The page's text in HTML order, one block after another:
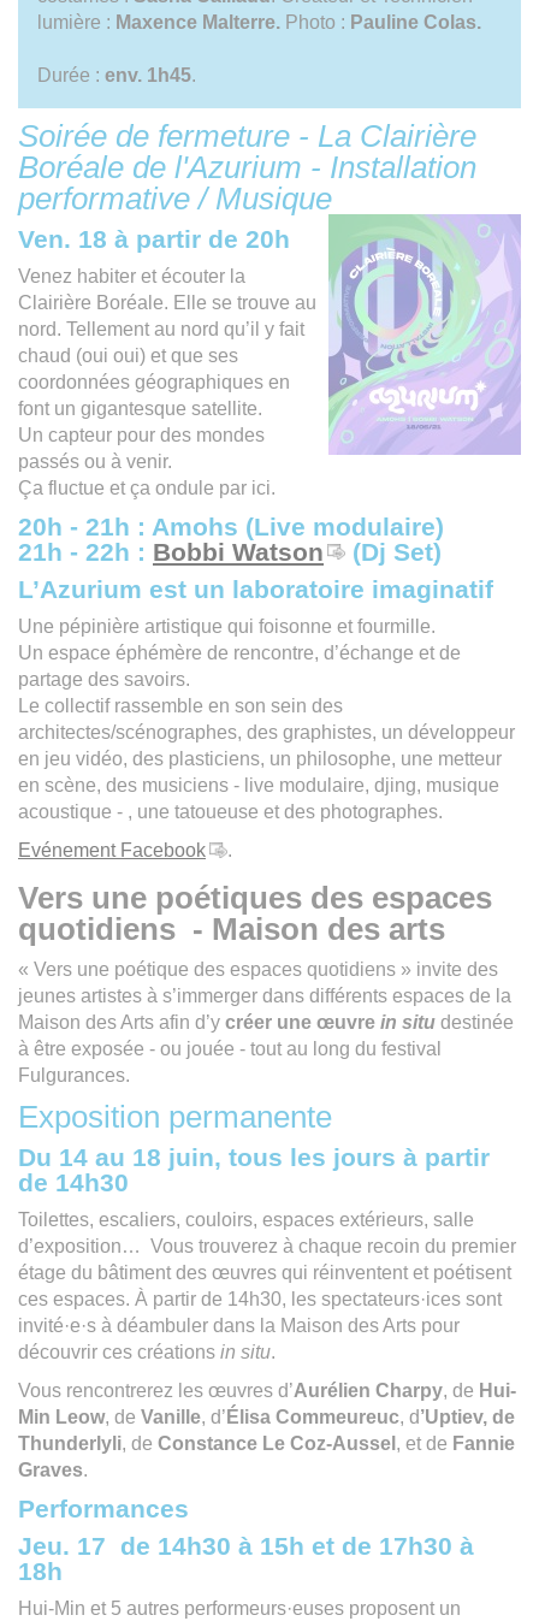
lumière : Maxence Malterre. Photo : Pauline Colas.
Durée : env. 1h45.
Soirée de fermeture - La Clairière
Boréale de l'Azurium - Installation
performative / Musique
Ven. 18 à partir de 20h
Venez habiter et écouter la
Clairière Boréale. Elle se trouve au
nord. Tellement au nord qu’il y fait
chaud (oui oui) et que ses
coordonnées géographiques en
font un gigantesque satellite.
Un capteur pour des mondes
passés ou à venir.
Ça fluctue et ça ondule par ici.
20h - 21h : Amohs (Live modulaire)
21h - 22h : Bobbi Watson
(Dj Set)
L’Azurium est un laboratoire imaginatif
Une pépinière artistique qui foisonne et fourmille.
Un espace éphémère de rencontre, d’échange et de
partage des savoirs.
Le collectif rassemble en son sein des
architectes/scénographes, des graphistes, un développeur
en jeu vidéo, des plasticiens, un philosophe, une metteur
en scène, des musiciens - live modulaire, djing, musique
acoustique - , une tatoueuse et des photographes.
Evénement Facebook
.
Vers une poétiques des espaces
quotidiens - Maison des arts
« Vers une poétique des espaces quotidiens » invite des
jeunes artistes à s’immerger dans différents espaces de la
Maison des Arts afin d’y créer une œuvre in situ destinée
à être exposée - ou jouée - tout au long du festival
Fulgurances.
Exposition permanente
Du 14 au 18 juin, tous les jours à partir
de 14h30
Toilettes, escaliers, couloirs, espaces extérieurs, salle
d’exposition… Vous trouverez à chaque recoin du premier
étage du bâtiment des œuvres qui réinventent et poétisent
ces espaces. À partir de 14h30, les spectateurs·ices sont
invité·e·s à déambuler dans la Maison des Arts pour
découvrir ces créations in situ.
Vous rencontrerez les œuvres d’Aurélien Charpy, de Hui-
Min Leow, de Vanille, d’ Élisa Commeureuc, d’Uptiev, de
Thunderlyli, de Constance Le Coz-Aussel , et de Fannie
Graves.
Performances
Jeu. 17 de 14h30 à 15h et de 17h30 à
18h
Hui-Min et 5 autres performeurs·euses proposent un